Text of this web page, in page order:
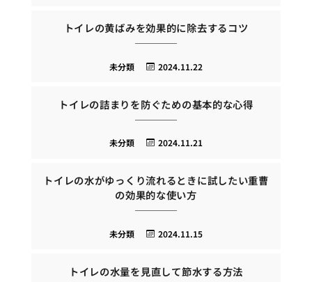
トイレの黄ばみを効果的に除去するコツ
2024.11.22
未分類
トイレの詰まりを防ぐための基本的な心得
2024.11.21
未分類
トイレの水がゆっくり流れるときに試したい重曹
の効果的な使い方
2024.11.15
未分類
トイレの水量を見直して節水する方法